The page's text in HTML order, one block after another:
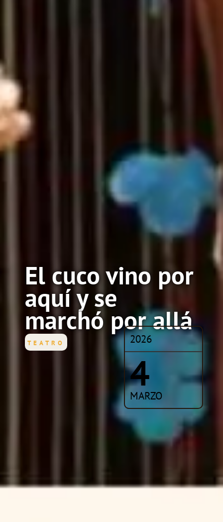
2026
4
MARZO
El cuco vino por
aquí y se
marchó por allá
TEATRO